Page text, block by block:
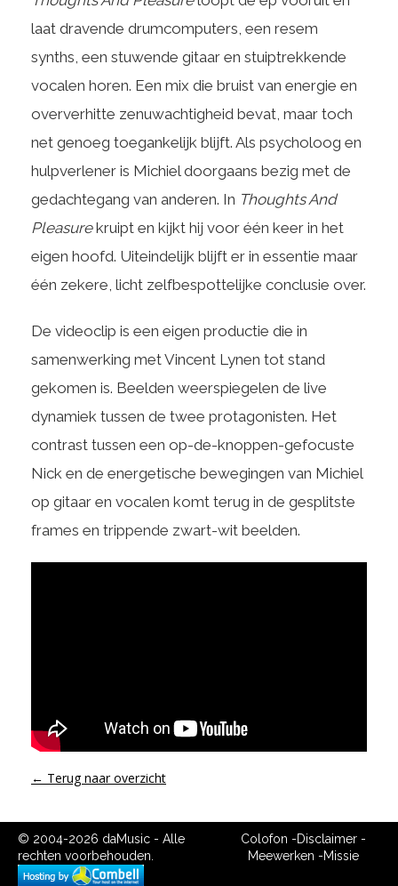
laat dravende drumcomputers, een resem
synths, een stuwende gitaar en stuiptrekkende
vocalen horen. Een mix die bruist van energie en
oververhitte zenuwachtigheid bevat, maar toch
net genoeg toegankelijk blijft. Als psycholoog en
hulpverlener is Michiel doorgaans bezig met de
gedachtegang van anderen. In Thoughts And
Pleasurekruipt en kijkt hij voor één keer in het
eigen hoofd. Uiteindelijk blijft er in essentie maar
één zekere, licht zelfbespottelijke conclusie over.
De videoclip is een eigen productie die in
samenwerking met Vincent Lynen tot stand
gekomen is. Beelden weerspiegelen de live
dynamiek tussen de twee protagonisten. Het
contrast tussen een op-de-knoppen-gefocuste
Nick en de energetische bewegingen van Michiel
op gitaar en vocalen komt terug in de gesplitste
frames en trippende zwart-wit beelden.
← Terug naar overzicht
© 2004-2026 daMusic - Alle
rechten voorbehouden.
Colofon -Disclaimer-
Meewerken -Missie